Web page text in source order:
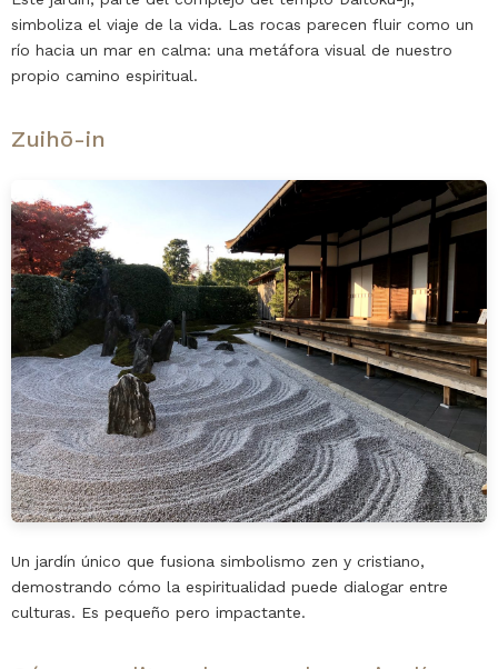
simboliza el viaje de la vida. Las rocas parecen fluir como un
río hacia un mar en calma: una metáfora visual de nuestro
propio camino espiritual.
Zuihō-in
Un jardín único que fusiona simbolismo zen y cristiano,
demostrando cómo la espiritualidad puede dialogar entre
culturas. Es pequeño pero impactante.